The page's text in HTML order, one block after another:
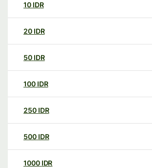
10 IDR
20 IDR
50 IDR
100 IDR
250 IDR
500 IDR
1000 IDR